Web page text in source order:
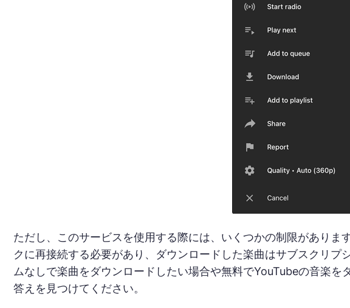
ただし、このサービスを使用する際には、いくつかの制限があり
クに再接続する必要があり、ダウンロードした楽曲はサブスクリ
ムなしで楽曲をダウンロードしたい場合や無料でYouTubeの音楽を
答えを見つけてください。